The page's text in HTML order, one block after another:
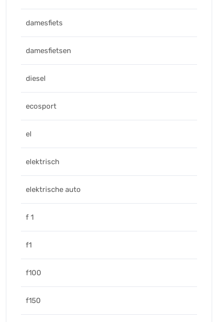
damesfiets
damesfietsen
diesel
ecosport
el
elektrisch
elektrische auto
f 1
f1
f100
f150